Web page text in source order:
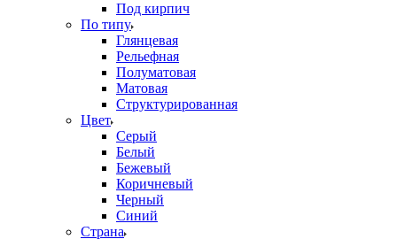
Под кирпич
По типу
Глянцевая
Рельефная
Полуматовая
Матовая
Структурированная
Цвет
Серый
Белый
Бежевый
Коричневый
Черный
Синий
Страна